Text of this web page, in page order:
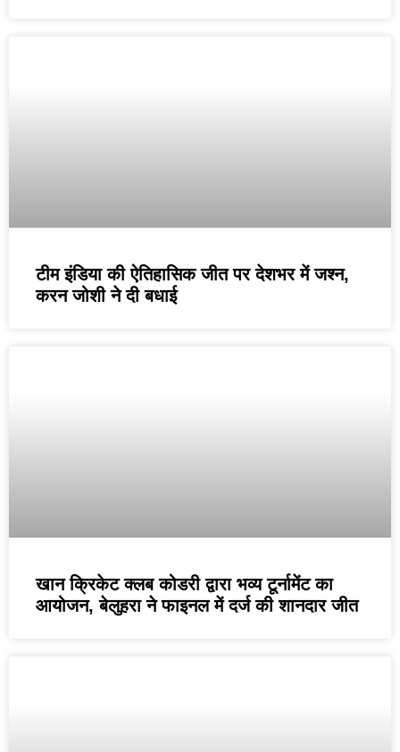
टीम इंडिया की ऐतिहासिक जीत पर देशभर में जश्न,
करन जोशी ने दी बधाई
खान क्रिकेट क्लब कोडरी द्वारा भव्य टूर्नामेंट का
आयोजन, बेलुहरा ने फाइनल में दर्ज की शानदार जीत